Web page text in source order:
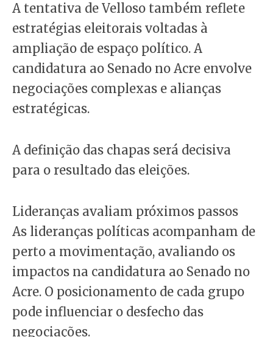
A tentativa de Velloso também reflete
estratégias eleitorais voltadas à
ampliação de espaço político. A
candidatura ao Senado no Acre envolve
negociações complexas e alianças
estratégicas.
A definição das chapas será decisiva
para o resultado das eleições.
Lideranças avaliam próximos passos
As lideranças políticas acompanham de
perto a movimentação, avaliando os
impactos na candidatura ao Senado no
Acre. O posicionamento de cada grupo
pode influenciar o desfecho das
negociações.